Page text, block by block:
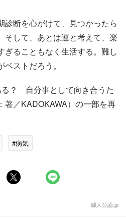
診断を心がけて、見つかったら
そして、あとは運と考えて、楽
ぎることもなく生活する。難し
ストだろう。
？ 自分事として向き合うた
著／KADOKAWA）の一部を再
#病気
婦人公論.jp